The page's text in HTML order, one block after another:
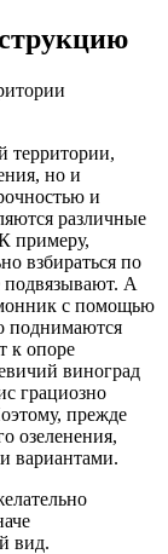
территории,
но и
и
различные
примеру,
взбираться по
подвязывают. А
с помощью
поднимаются
к опоре
виноград
грациозно
прежде
озеленения,
вариантами.
вид.